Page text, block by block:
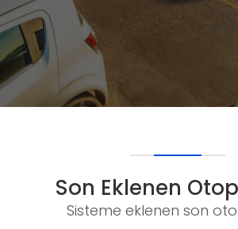
Son Eklenen
Sisteme eklenen son